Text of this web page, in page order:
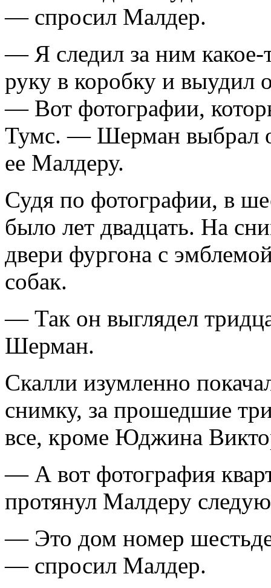
— спросил Малдер.
— Я следил за ним
руку в коробку и выудил
— Вот фотографии,
Тумс. — Шерман выбрал
ее Малдеру.
Судя по фотографии, в
было лет двадцать. На
двери фургона с
собак.
— Так он выглядел
Шерман.
Скалли изумленно
снимку, за прошедшие
все, кроме Юджина
— А вот фотография
протянул Малдеру
— Это дом номер
— спросил Малдер.